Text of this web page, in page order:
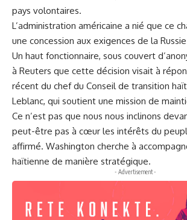
pays volontaires.
L’administration américaine a nié que ce
une concession aux exigences de la
Un haut fonctionnaire, sous couvert
à Reuters que cette décision visait à
récent du chef du Conseil de transition
Leblanc, qui soutient une mission de
Ce n’est pas que nous nous inclinons
peut-être pas à cœur les intérêts du
affirmé. Washington cherche à
haïtienne de manière stratégique.
- Advertisement -